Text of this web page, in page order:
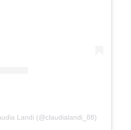
Landi (@claudialandi_88)